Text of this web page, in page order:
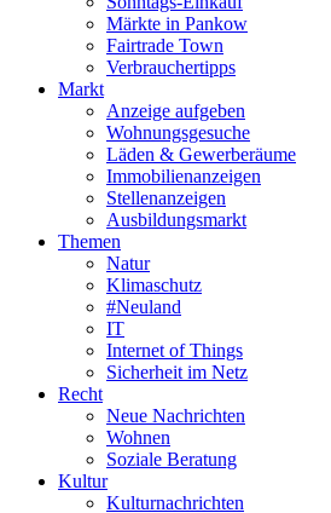
Märkte in Pankow
Fairtrade Town
Verbrauchertipps
Markt
Anzeige aufgeben
Wohnungsgesuche
Läden & Gewerberäume
Immobilienanzeigen
Stellenanzeigen
Ausbildungsmarkt
Themen
Natur
Klimaschutz
#Neuland
IT
Internet of Things
Sicherheit im Netz
Recht
Neue Nachrichten
Wohnen
Soziale Beratung
Kultur
Kulturnachrichten